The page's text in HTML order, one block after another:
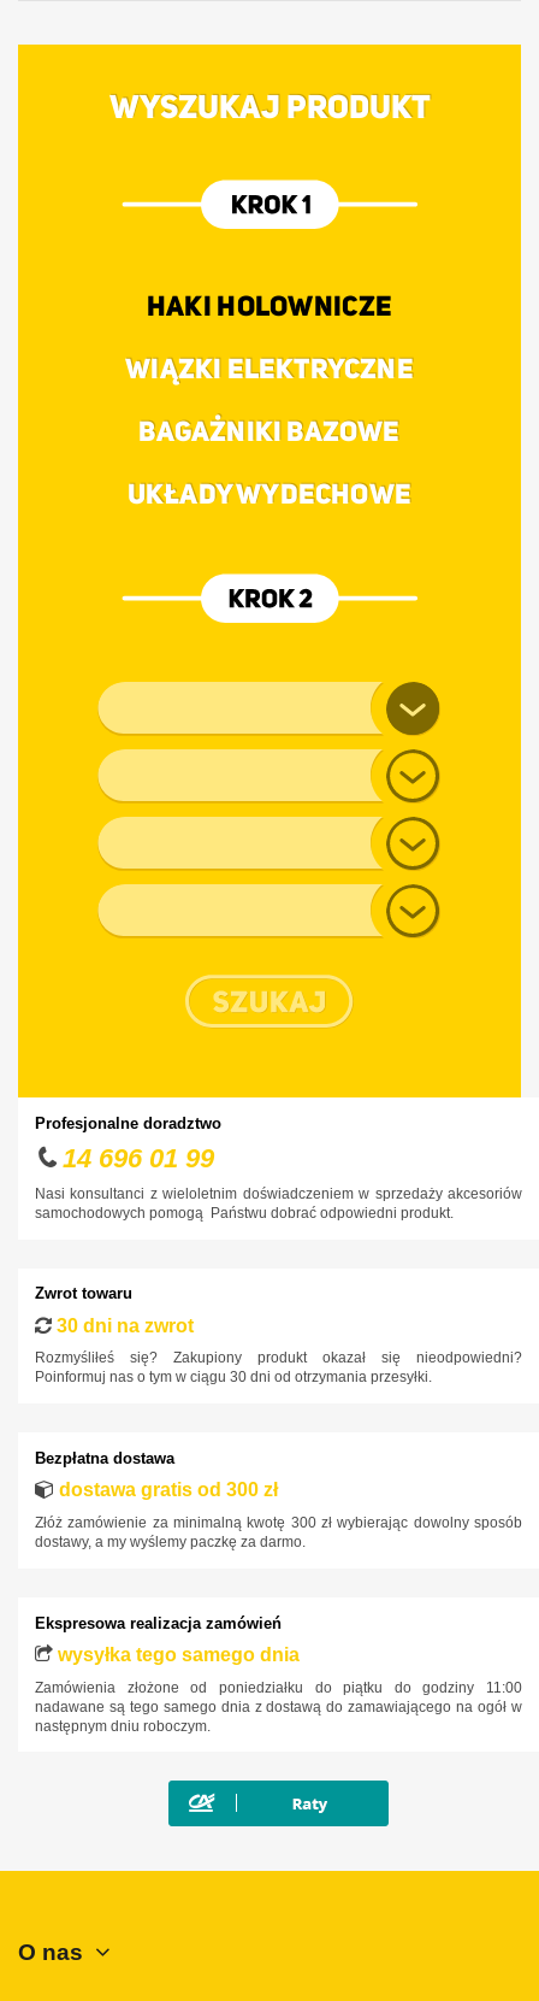
WYSZUKAJ PRODUKT
HAKI HOLOWNICZE
WIĄZKI ELEKTRYCZNE
BAGAŻNIKI BAZOWE
UKŁADY WYDECHOWE
Profesjonalne doradztwo
14 696 01 99
Nasi konsultanci z wieloletnim doświadczeniem w sprzedaży akcesoriów
samochodowych pomogą Państwu dobrać odpowiedni produkt.
Zwrot towaru
30 dni na zwrot
Rozmyśliłeś się? Zakupiony produkt okazał się nieodpowiedni?
Poinformuj nas o tym w ciągu 30 dni od otrzymania przesyłki.
Bezpłatna dostawa
dostawa gratis od 300 zł
Złóż zamówienie za minimalną kwotę 300 zł wybierając dowolny sposób
dostawy, a my wyślemy paczkę za darmo.
Ekspresowa realizacja zamówień
wysyłka tego samego dnia
Zamówienia złożone od poniedziałku do piątku do godziny 11:00
nadawane są tego samego dnia z dostawą do zamawiającego na ogół w
następnym dniu roboczym.
O nas